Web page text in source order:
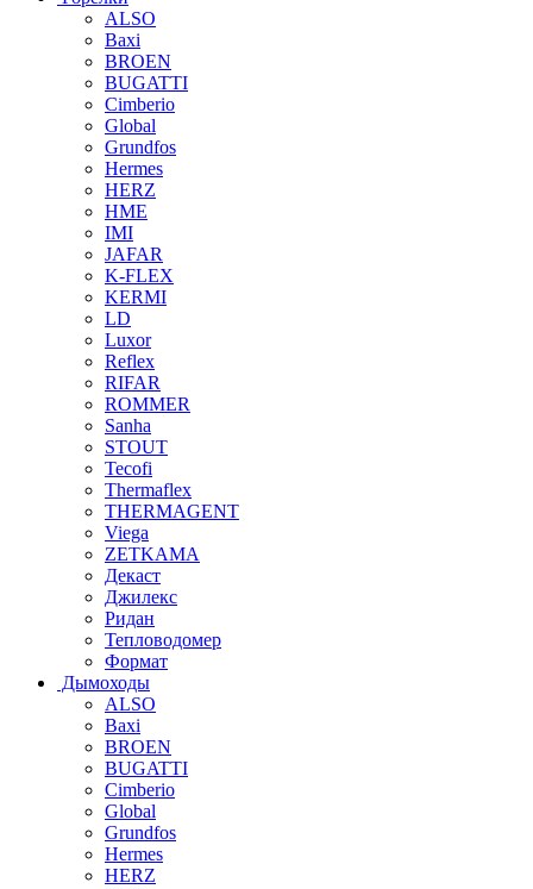
ALSO
Baxi
BROEN
BUGATTI
Cimberio
Global
Grundfos
Hermes
HERZ
HME
IMI
JAFAR
K-FLEX
KERMI
LD
Luxor
Reflex
RIFAR
ROMMER
Sanha
STOUT
Tecofi
Thermaflex
THERMAGENT
Viega
ZETKAMA
Декаст
Джилекс
Ридан
Тепловодомер
Формат
Дымоходы
ALSO
Baxi
BROEN
BUGATTI
Cimberio
Global
Grundfos
Hermes
HERZ